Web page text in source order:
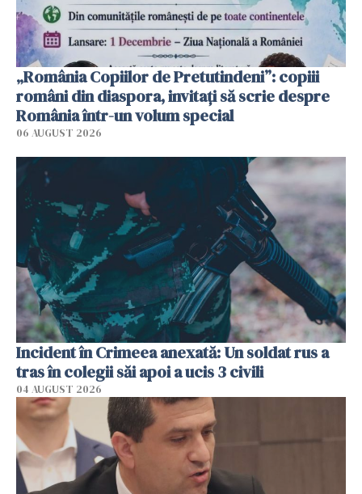
„România Copiilor de Pretutindeni”: copiii
români din diaspora, invitați să scrie despre
România într-un volum special
06 AUGUST 2026
Incident în Crimeea anexată: Un soldat rus a
tras în colegii săi apoi a ucis 3 civili
04 AUGUST 2026